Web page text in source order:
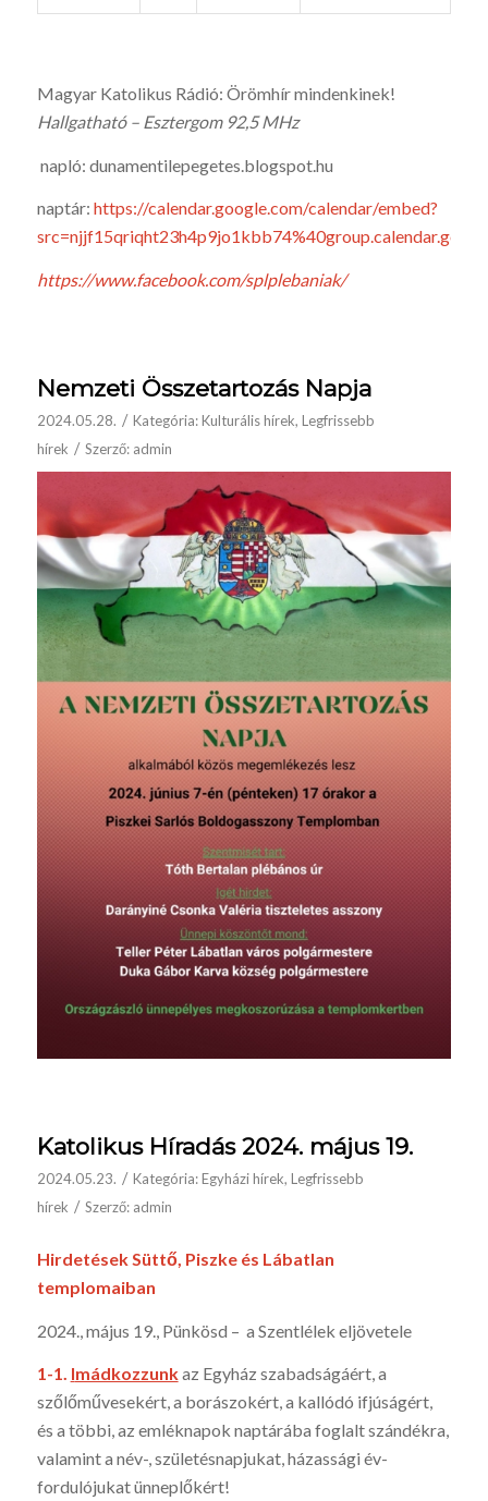
Magyar Katolikus Rádió: Örömhír mindenkinek!
Hallgatható – Esztergom 92,5 MHz
napló: dunamentilepegetes.blogspot.hu
naptár: https://calendar.google.com/calendar/embed?
https://www.facebook.com/splplebaniak/
Nemzeti Összetartozás Napja
2024.05.28. / Kategória:Kulturális hírek, Legfrissebb
hírek / Szerző: admin
Katolikus Híradás 2024. május 19.
2024.05.23. / Kategória:Egyházi hírek, Legfrissebb
hírek / Szerző: admin
Hirdetések Süttő, Piszke és Lábatlan
templomaiban
2024., május 19., Pünkösd – a Szentlélek eljövetele
1-1. Imádkozzunkaz Egyház szabadságáért, a
szőlőművesekért, a borászokért, a kallódó ifjúságért,
és a többi, az emléknapok nap­tárába fog­lalt szándékra,
va­lamint a név-, születésnapjukat, há­zassági év­
fordulójukat ün­neplőkért!